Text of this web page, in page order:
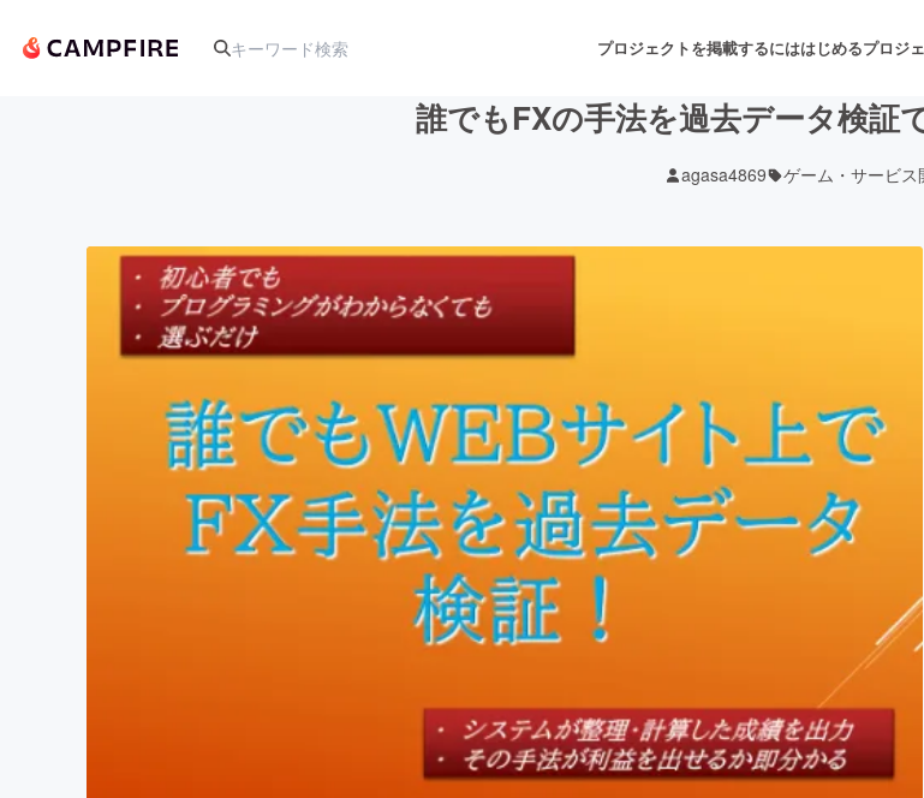
プロジェクトを掲載するにははじめるプロジ
アート・写真 舞
テクノロジー・ガジェット ゲーム・サービス開発
映像・映画 書籍・雑誌出版 アニ
ビジネス・起業 チャレンジ ビ
まちづくり・地域活性化
machi-ya
誰でもFXの手法を過去データ検証
agasa4869 ゲーム・サービス